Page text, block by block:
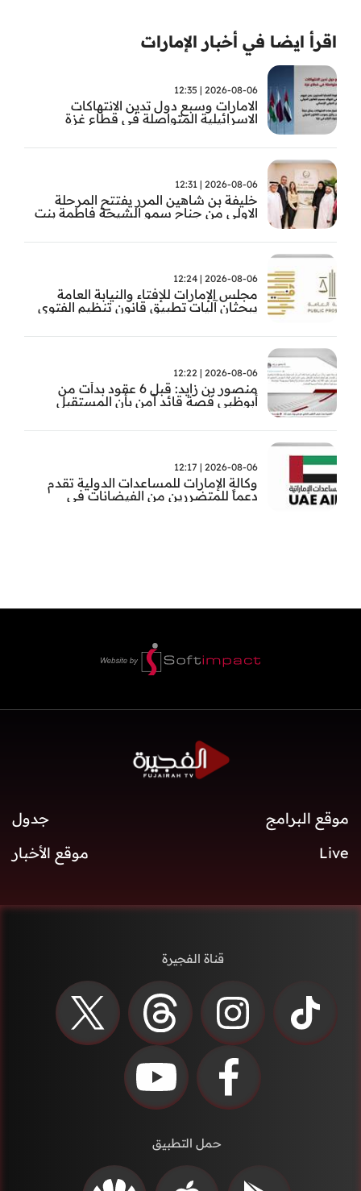
اقرأ ايضا في أخبار الإمارات
2026-08-06 | 12:35
الامارات وسبع دول تدين الانتهاكات
الاسرائيلية المتواصلة في قطاع غزة
2026-08-06 | 12:31
خليفة بن شاهين المرر يفتتح المرحلة
الاولى من جناح سمو الشيخة فاطمة بنت
مستشفى المقاصد
2026-08-06 | 12:24
مجلس الإمارات للإفتاء والنيابة العامة
يبحثان آليات تطبيق قانون تنظيم الفتوى
2026-08-06 | 12:22
منصور بن زايد: قبل 6 عقود بدأت من
أبوظبي قصة قائد آمن بأن المستقبل
2026-08-06 | 12:17
وكالة الإمارات للمساعدات الدولية تقدم
دعماً للمتضررين من الفيضانات في
موقع البرامج
جدول
Live
موقع الأخبار
قناة الفجيرة
حمل التطبيق